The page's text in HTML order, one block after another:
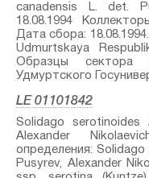
canadensis L.⁣ det.
18.08.1994
Дата сбора:
Udmurtskaya
Образцы сектора
Удмуртского
LE 01101842
Solidago
Alexander
определения:
Pusyrev, Alexander